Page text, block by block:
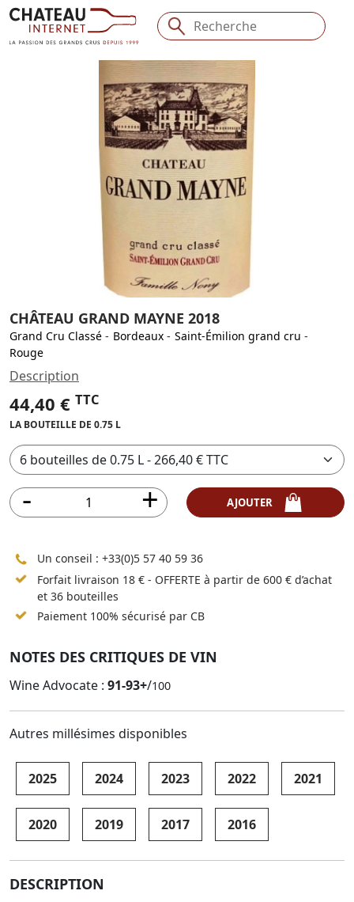
CHÂTEAU GRAND MAYNE 2018
Grand Cru Classé - Bordeaux - Saint-Émilion grand cru -
Rouge
Description
44,40 € TTC
LA BOUTEILLE DE 0.75 L
Un conseil : +33(0)5 57 40 59 36
Forfait livraison 18 € - OFFERTE à partir de 600 € d’achat
et 36 bouteilles
Paiement 100% sécurisé par CB
NOTES DES CRITIQUES DE VIN
Wine Advocate : 91-93+/100
Autres millésimes disponibles
2025 2024 2023 2022 2021
2020 2019 2017 2016
DESCRIPTION